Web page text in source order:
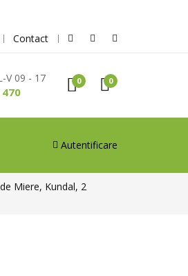
Contact
V 09 - 17 0 0
Autentificare
Miere, Kundal, 2